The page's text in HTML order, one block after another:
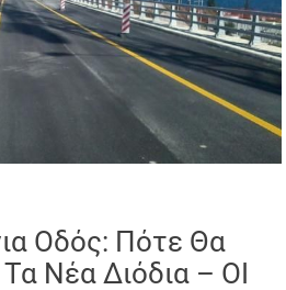
Οδός: Πότε Θα
Νέα Διόδια – ΟΙ